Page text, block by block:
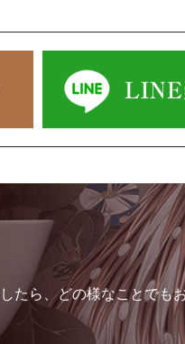
ら、どの様なことでも